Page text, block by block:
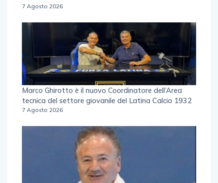
7 Agosto 2026
Marco Ghirotto è il nuovo Coordinatore dell’Area
tecnica del settore giovanile del Latina Calcio 1932
7 Agosto 2026